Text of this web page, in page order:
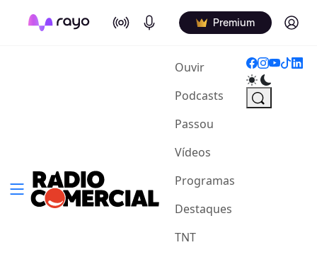
On Air Podcasts Premium Log in
Ouvir(current)
Podcasts
Passou
Vídeos
Programas
Destaques
TNT